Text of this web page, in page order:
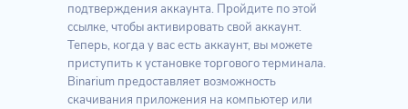
подтверждения аккаунта. Пройдите по этой
ссылке, чтобы активировать свой аккаунт.
Теперь, когда у вас есть аккаунт, вы можете
приступить к установке торгового терминала.
Binarium предоставляет возможность
скачивания приложения на компьютер или